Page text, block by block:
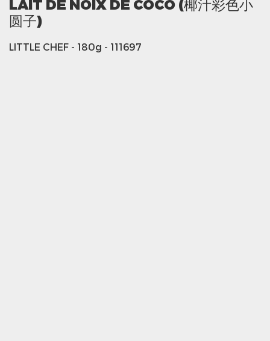
LAIT DE NOIX DE COCO (椰汁彩色小
圆子)
LITTLE CHEF - 180g - 111697